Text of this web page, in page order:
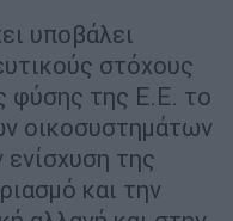
υποβάλει
στόχους
φύσης της Ε.Ε. το
οικοσυστημάτων
της
και την